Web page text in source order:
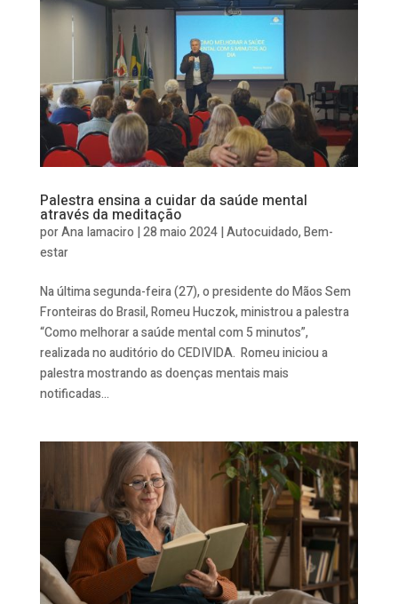
Palestra ensina a cuidar da saúde mental
através da meditação
porAna Iamaciro |28 maio 2024|Autocuidado,Bem-
estar
Na última segunda-feira (27), o presidente do Mãos Sem
Fronteiras do Brasil, Romeu Huczok, ministrou a palestra
“Como melhorar a saúde mental com 5 minutos”,
realizada no auditório do CEDIVIDA. Romeu iniciou a
palestra mostrando as doenças mentais mais
notificadas...